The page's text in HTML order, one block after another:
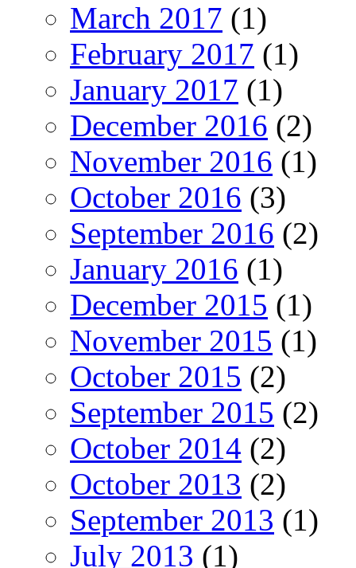
March 2017 (1)
February 2017 (1)
January 2017 (1)
December 2016 (2)
November 2016 (1)
October 2016 (3)
September 2016 (2)
January 2016 (1)
December 2015 (1)
November 2015 (1)
October 2015 (2)
September 2015 (2)
October 2014 (2)
October 2013 (2)
September 2013 (1)
July 2013 (1)